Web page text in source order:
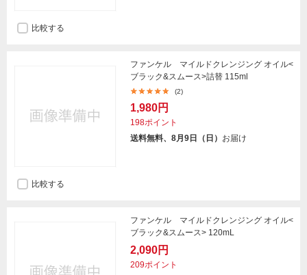
比較する
ファンケル マイルドクレンジング オイル<
ブラック&スムース>詰替 115ml
(2)
1,980円
198ポイント
送料無料、8月9日（日） お届け
比較する
ファンケル マイルドクレンジング オイル<
ブラック&スムース> 120mL
2,090円
209ポイント